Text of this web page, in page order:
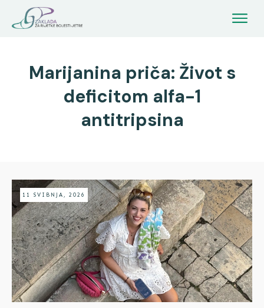
Marijanina priča: Život s
deficitom alfa-1
antitripsina
11 SVIBNJA, 2026